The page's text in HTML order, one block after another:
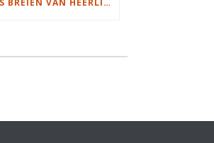
DAMESJAS BREIEN VAN HEERLIJK ZACHT GAREN